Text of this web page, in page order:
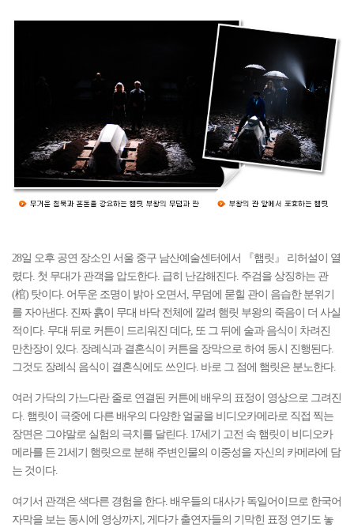
28일 오후 공연 장소인 서울 중구 남산예술센터에서 『햄릿』 리허설이 열
렸다. 첫 무대가 관객을 압도한다. 급히 난감해진다. 주검을 상징하는 관
(棺) 탓이다. 어두운 조명이 밝아 오면서, 무덤에 묻힐 관이 음습한 분위기
를 자아낸다. 진짜 흙이 무대 바닥 전체에 깔려 햄릿 부왕의 죽음이 더 사실
적이다. 무대 뒤로 커튼이 드리워진 데다, 또 그 뒤에 술과 음식이 차려진
만찬장이 있다. 장례식과 결혼식이 커튼을 장막으로 하여 동시 진행된다.
그것도 장례식 음식이 결혼식에도 쓰인다. 바로 그 점에 햄릿은 분노한다.
여러 가닥의 가느다란 줄로 연결된 커튼에 배우의 표정이 영상으로 그려진
다. 햄릿이 극중에 다른 배우의 다양한 얼굴을 비디오카메라로 직접 찍는
장면은 그야말로 실험의 극치를 달린다. 17세기 고전 속 햄릿이 비디오카
메라를 든 21세기 햄릿으로 분해 주변인물의 이중성을 자신의 카메라에 담
는 것이다.
여기서 관객은 색다른 경험을 한다. 배우들의 대사가 독일어이므로 한국어
자막을 보는 동시에 영상까지, 게다가 출연자들의 기막힌 표정 연기도 놓